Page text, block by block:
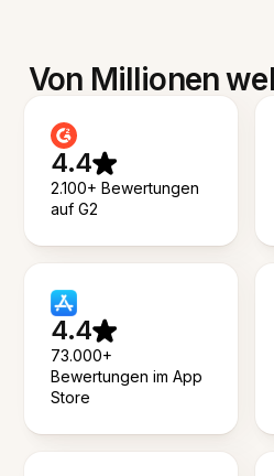
Von Millionen
4.4
2.100+ Bewertungen
auf G2
4.4
73.000+
Bewertungen im App
Store